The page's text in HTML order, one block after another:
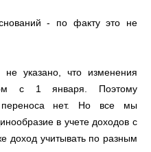
- по факту это не
указано, что изменения
с 1 января. Поэтому
нет. Но все мы
в учете доходов с
доход учитывать по разным